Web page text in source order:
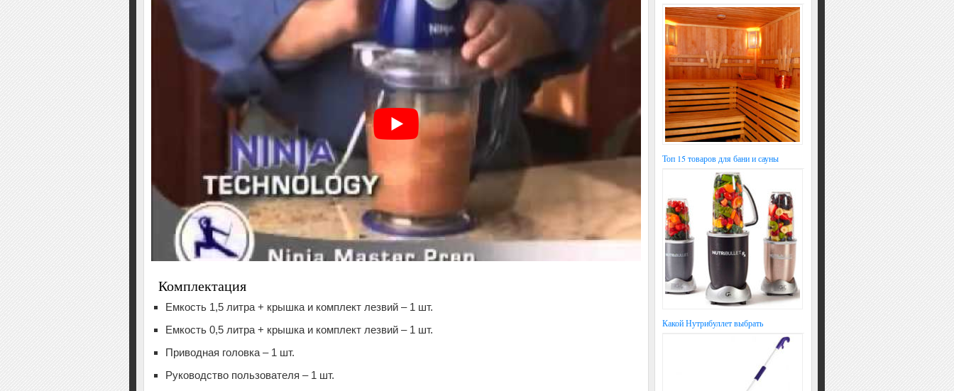
Комплектация
Емкость 1,5 литра + крышка и комплект лезвий – 1 шт.
Емкость 0,5 литра + крышка и комплект лезвий – 1 шт.
Приводная головка – 1 шт.
Руководство пользователя – 1 шт.
Топ 15 товаров для бани и сауны
Какой Нутрибуллет выбрать